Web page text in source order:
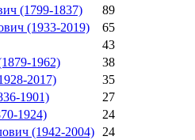
(1799-1837)
89
(1933-2019)
65
43
1962)
38
2017)
35
1901)
27
1924)
24
(1942-2004)
24